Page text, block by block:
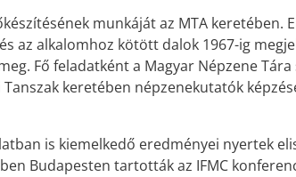
munkáját az MTA
az alkalomhoz kötött dalok 1967-ig
Fő feladatként a Magyar Népzene
keretében népzenekutatók
is kiemelkedő eredményei nyertek
Budapesten tartották az IFMC